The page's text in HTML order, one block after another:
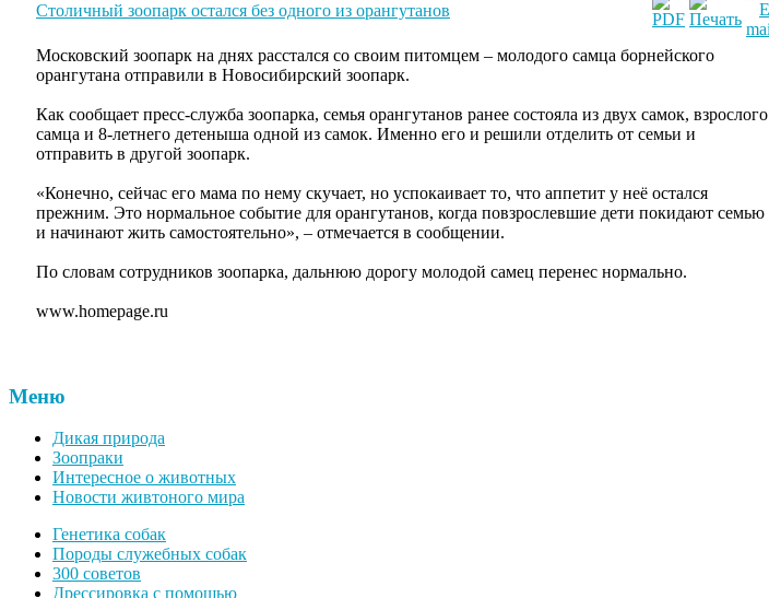
Столичный зоопарк остался без одного из орангутанов
Московский зоопарк на днях расстался со своим питомцем – молодого самца борнейского
орангутана отправили в Новосибирский зоопарк.
Как сообщает пресс-служба зоопарка, семья орангутанов ранее состояла из двух самок, взрослого
самца и 8-летнего детеныша одной из самок. Именно его и решили отделить от семьи и
отправить в другой зоопарк.
«Конечно, сейчас его мама по нему скучает, но успокаивает то, что аппетит у неё остался
прежним. Это нормальное событие для орангутанов, когда повзрослевшие дети покидают семью
и начинают жить самостоятельно», – отмечается в сообщении.
По словам сотрудников зоопарка, дальнюю дорогу молодой самец перенес нормально.
www.homepage.ru
Меню
Дикая природа
Зоопраки
Интересное о животных
Новости живтоного мира
Генетика собак
Породы служебных собак
300 советов
Дрессировка с помощью